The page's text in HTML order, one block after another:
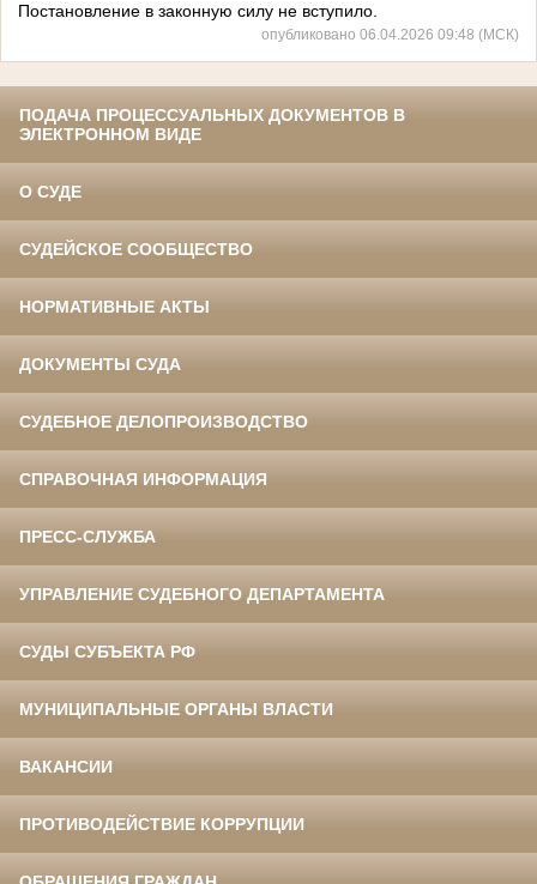
Постановление в законную силу не вступило.
опубликовано 06.04.2026 09:48 (МСК)
ПОДАЧА ПРОЦЕССУАЛЬНЫХ ДОКУМЕНТОВ В
ЭЛЕКТРОННОМ ВИДЕ
О СУДЕ
СУДЕЙСКОЕ СООБЩЕСТВО
НОРМАТИВНЫЕ АКТЫ
ДОКУМЕНТЫ СУДА
СУДЕБНОЕ ДЕЛОПРОИЗВОДСТВО
СПРАВОЧНАЯ ИНФОРМАЦИЯ
ПРЕСС-СЛУЖБА
УПРАВЛЕНИЕ СУДЕБНОГО ДЕПАРТАМЕНТА
СУДЫ СУБЪЕКТА РФ
МУНИЦИПАЛЬНЫЕ ОРГАНЫ ВЛАСТИ
ВАКАНСИИ
ПРОТИВОДЕЙСТВИЕ КОРРУПЦИИ